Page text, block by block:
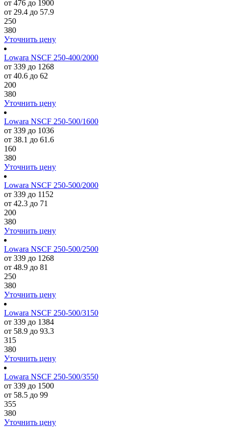
от 476 до 1900
от 29.4 до 57.9
250
380
Уточнить цену
Lowara NSCF 250-400/2000
от 339 до 1268
от 40.6 до 62
200
380
Уточнить цену
Lowara NSCF 250-500/1600
от 339 до 1036
от 38.1 до 61.6
160
380
Уточнить цену
Lowara NSCF 250-500/2000
от 339 до 1152
от 42.3 до 71
200
380
Уточнить цену
Lowara NSCF 250-500/2500
от 339 до 1268
от 48.9 до 81
250
380
Уточнить цену
Lowara NSCF 250-500/3150
от 339 до 1384
от 58.9 до 93.3
315
380
Уточнить цену
Lowara NSCF 250-500/3550
от 339 до 1500
от 58.5 до 99
355
380
Уточнить цену